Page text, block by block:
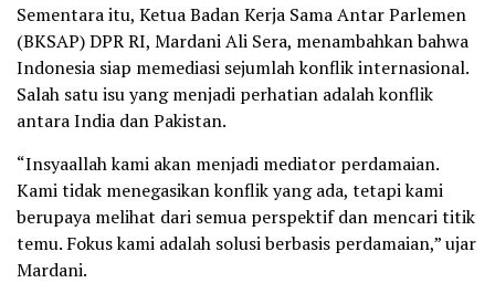
Sementara itu, Ketua Badan Kerja Sama Antar Parlemen
(BKSAP) DPR RI, Mardani Ali Sera, menambahkan bahwa
Indonesia siap memediasi sejumlah konflik internasional.
Salah satu isu yang menjadi perhatian adalah konflik
antara India dan Pakistan.
“Insyaallah kami akan menjadi mediator perdamaian.
Kami tidak menegasikan konflik yang ada, tetapi kami
berupaya melihat dari semua perspektif dan mencari titik
temu. Fokus kami adalah solusi berbasis perdamaian,” ujar
Mardani.